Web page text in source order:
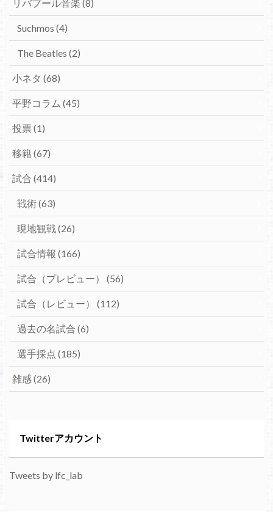
リバプール音楽 (8)
Suchmos (4)
The Beatles (2)
小ネタ (68)
平野コラム (45)
投票 (1)
移籍(67)
試合 (414)
戦術(63)
現地観戦(26)
試合情報 (166)
試合（プレビュー） (56)
試合（レビュー） (112)
過去の名試合 (6)
選手採点 (185)
雑感(26)
Twitterアカウント
Tweets by lfc_lab